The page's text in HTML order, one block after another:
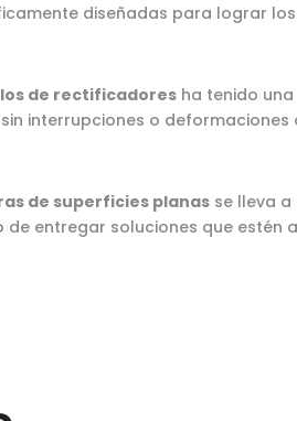
diseñadas para lograr
de rectificadores ha tenido
interrupciones o
de superficies planas se lleva
de entregar soluciones que